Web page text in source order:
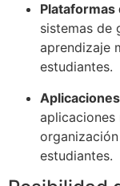
Plataformas
sistemas de
aprendizaje
estudiantes.
aplicaciones
estudiantes.